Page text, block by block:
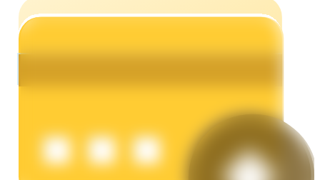
Kazan
Power Piggy